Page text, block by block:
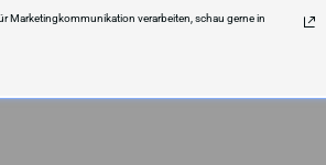
Marketingkommunikation verarbeiten, schau gerne in